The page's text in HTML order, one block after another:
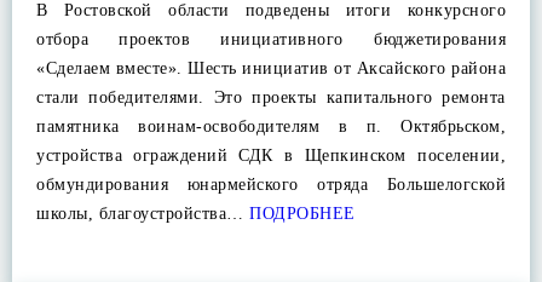
В Ростовской области подведены итоги конкурсного
отбора проектов инициативного бюджетирования
«Сделаем вместе». Шесть инициатив от Аксайского района
стали победителями. Это проекты капитального ремонта
памятника воинам-освободителям в п. Октябрьском,
устройства ограждений СДК в Щепкинском поселении,
обмундирования юнармейского отряда Большелогской
школы, благоустройства… ПОДРОБНЕЕ